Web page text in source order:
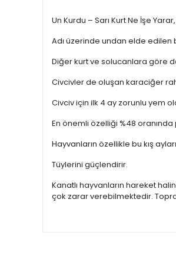
Un Kurdu – Sarı Kurt Ne İşe
Adı üzerinde undan elde edilen
Diğer kurt ve solucanlara göre
Civcivler de oluşan karaciğer
Civciv için ilk 4 ay zorunlu yem
En önemli özelliği %48
Hayvanların özellikle bu kış
Tüylerini güçlendirir.
Kanatlı hayvanların hareket
çok zarar verebilmektedir.